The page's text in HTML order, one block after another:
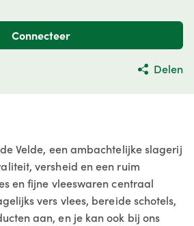
Connecteer
Delen
Velde, een ambachtelijke slagerij
versheid en een ruim
en fijne vleeswaren centraal
vers vlees, bereide schotels,
aan, en je kan ook bij ons